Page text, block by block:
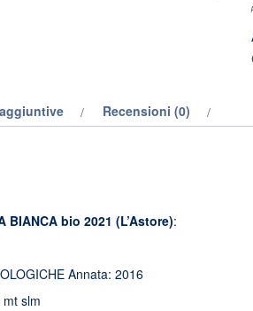
Recensioni (0)
BIANCA bio 2021 (L’Astore):
Annata: 2016
slm